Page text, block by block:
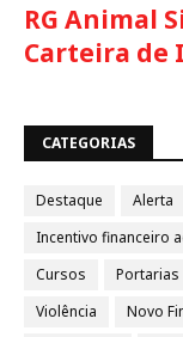
RG Animal
Carteira de
CATEGORIAS
Destaque Alerta
Incentivo financeiro
Cursos
Portarias
Violência
Novo